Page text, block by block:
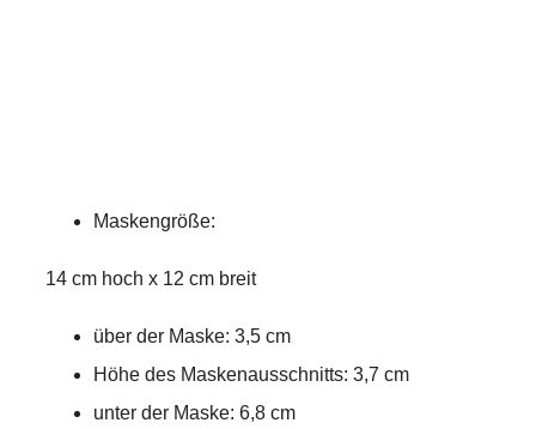
Maskengröße:
14 cm hoch x 12 cm breit
über der Maske: 3,5 cm
Höhe des Maskenausschnitts: 3,7 cm
unter der Maske: 6,8 cm